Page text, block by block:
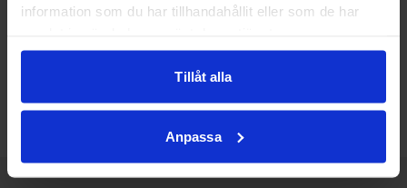
information som du har tillhandahållit eller som de har
Tillåt alla
Anpassa